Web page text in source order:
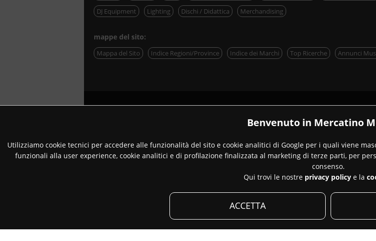
DJ Equipment
Lighting Dischi / Didattica Merchandising
mappe del sito:
Mappa del Sito Indice Regioni/Province Indice dei Marchi Top Ricerche Annunci
Mercatino Musicale ® " è un marchio registrato
Benvenuto in Mercatino
Utilizziamo cookie tecnici per accedere alle funzionalità del sito e cookie analitici di Google per i quali viene
funzionali alla user experience, cookie analitici e di profilazione finalizzata al marketing di terze parti, per
consenso.
Qui trovi le nostre privacy policye la
ACCETTA